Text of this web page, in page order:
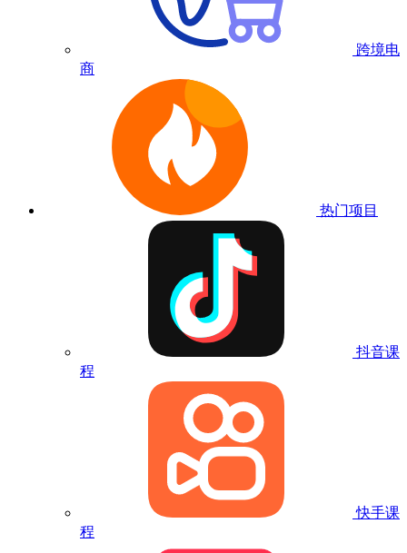
跨境电
商
热门项目
抖音课
程
快手课
程